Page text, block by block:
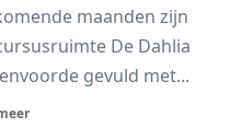
maanden zijn
De Dahlia
gevuld met...